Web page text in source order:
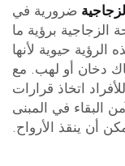
ضرورية في
برؤية ما
حيوية لأنها
دخان أو لهب. مع
اتخاذ قرارات
البقاء في المبنى
أن ينقذ الأرواح.